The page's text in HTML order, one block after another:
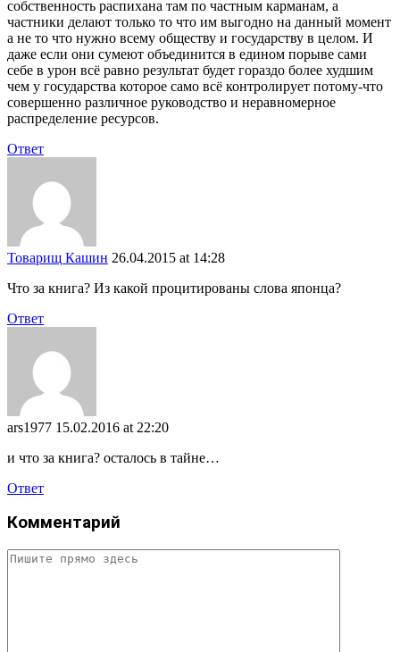
собственность распихана там по частным карманам, а
частники делают только то что им выгодно на данный момент
а не то что нужно всему обществу и государству в целом. И
даже если они сумеют объединится в едином порыве сами
себе в урон всё равно результат будет гораздо более худшим
чем у государства которое само всё контролирует потому-что
совершенно различное руководство и неравномерное
распределение ресурсов.
Ответ
Товарищ Кашин 26.04.2015 at 14:28
Что за книга? Из какой процитированы слова японца?
Ответ
ars1977 15.02.2016 at 22:20
и что за книга? осталось в тайне…
Ответ
Комментарий